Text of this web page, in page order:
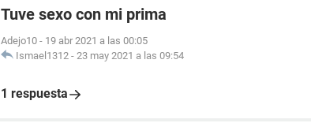
Tuve sexo con mi prima
Adejo10 - 19 abr 2021 a las 00:05
Ismael1312 - 23 may 2021 a las 09:54
1 respuesta